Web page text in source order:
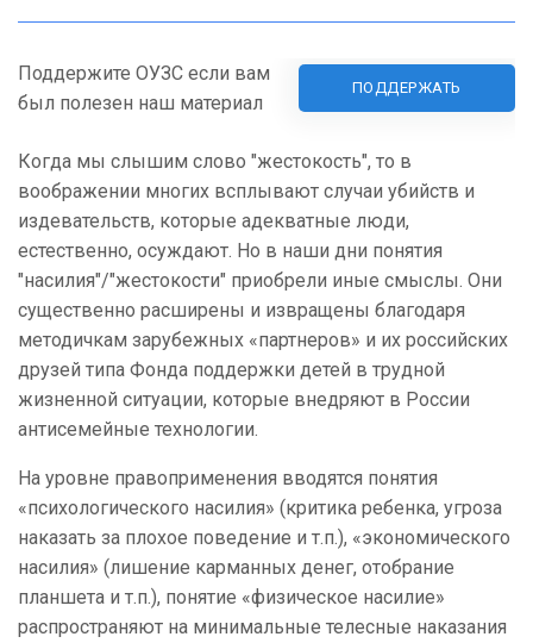
Поддержите ОУЗС если вам
был полезен наш материал
ПОДДЕРЖАТЬ
Когда мы слышим слово "жестокость", то в
воображении многих всплывают случаи убийств и
издевательств, которые адекватные люди,
естественно, осуждают. Но в наши дни понятия
"насилия"/"жестокости" приобрели иные смыслы. Они
существенно расширены и извращены благодаря
методичкам зарубежных «партнеров» и их российских
друзей типа Фонда поддержки детей в трудной
жизненной ситуации, которые внедряют в России
антисемейные технологии.
На уровне правоприменения вводятся понятия
«психологического насилия» (критика ребенка, угроза
наказать за плохое поведение и т.п.), «экономического
насилия» (лишение карманных денег, отобрание
планшета и т.п.), понятие «физическое насилие»
распространяют на минимальные телесные наказания